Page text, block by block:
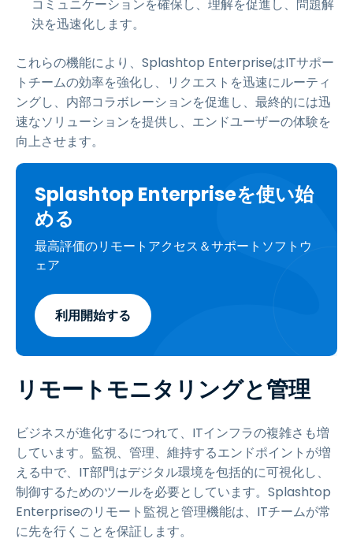
コミュニケーションを確保し、理解を促進し、問題解
決を迅速化します。
これらの機能により、Splashtop EnterpriseはITサポー
トチームの効率を強化し、リクエストを迅速にルーティ
ングし、内部コラボレーションを促進し、最終的には迅
速なソリューションを提供し、エンドユーザーの体験を
向上させます。
Splashtop Enterpriseを使い始
める
最高評価のリモートアクセス＆サポートソフトウ
ェア
利用開始する
リモートモニタリングと管理
ビジネスが進化するにつれて、ITインフラの複雑さも増
しています。監視、管理、維持するエンドポイントが増
える中で、IT部門はデジタル環境を包括的に可視化し、
制御するためのツールを必要としています。Splashtop
Enterpriseのリモート監視と管理機能は、ITチームが常
に先を行くことを保証します。